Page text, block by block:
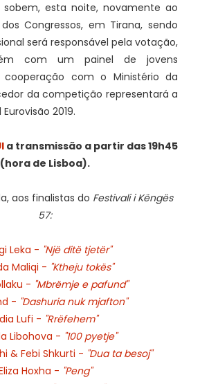
sobem, esta noite, novamente ao
Congressos, em Tirana, sendo
será responsável pela votação,
com um painel de jovens
com o Ministério da
da competição representará a
2019.
a transmissão a partir das 19h45
(hora de Lisboa).
aos finalistas do Festivali i Këngës
57:
Leka - "Një ditë tjetër"
Maliqi - "Ktheju tokës"
- "Mbrëmje e pafund"
- "Dashuria nuk mjafton"
Lufi - "Rrëfehem"
Libohova - "100 pyetje"
& Febi Shkurti - "Dua ta besoj"
Hoxha - "Peng"